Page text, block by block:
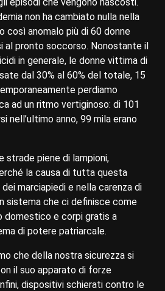
non ha cambiato nulla nella
così anomalo più di 60 donne
al pronto soccorso. Nonostante il
in generale, le donne vittima di
dal 30% al 60% del totale, 15
perdiamo
ad un ritmo vertiginoso: di 101
nell’ultimo anno, 99 mila erano
strade piene di lampioni,
la causa di tutta questa
marciapiedi e nella carenza di
sistema che ci definisce come
domestico e corpi gratis a
di potere patriarcale.
che della nostra sicurezza si
il suo apparato di forze
dispositivi schierati contro le